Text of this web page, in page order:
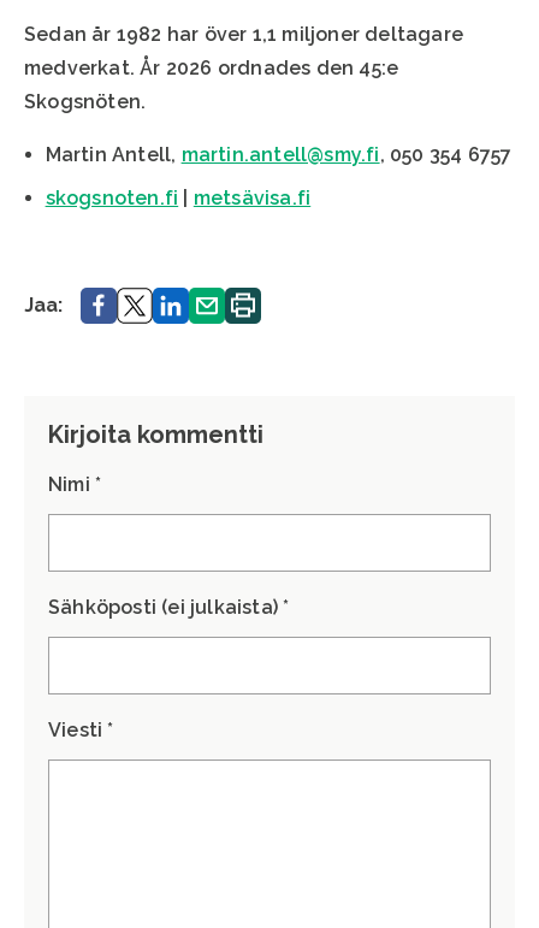
Sedan år 1982 har över 1,1 miljoner deltagare
medverkat. År 2026 ordnades den 45:e
Skogsnöten.
Martin Antell, martin.antell@smy.fi, 050 354 6757
skogsnoten.fi
metsävisa.fi
Jaa: Jaa. Jaa.Jaa. Jaa. Printa.
Kirjoita kommentti
Nimi *
Sähköposti (ei julkaista) *
Viesti *